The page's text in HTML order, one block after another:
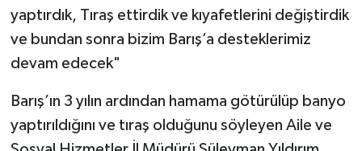
yaptırdık, Tıraş ettirdik ve kıyafetlerini değiştirdik
ve bundan sonra bizim Barış’a desteklerimiz
devam edecek"
Barış’ın 3 yılın ardından hamama götürülüp banyo
yaptırıldığını ve tıraş olduğunu söyleyen Aile ve